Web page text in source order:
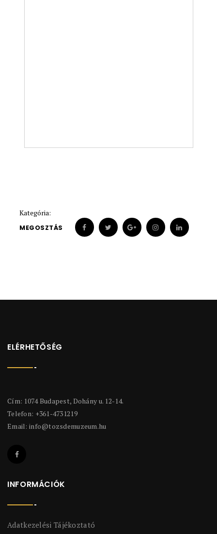
Kategória:
MEGOSZTÁS
ELÉRHETŐSÉG
Cím: 1074 Budapest, Dohány u. 12-14.
Telefon: +361-4731219
Email: info@tozsdemuzeum.hu
INFORMÁCIÓK
Adatkezelési Tájékoztató